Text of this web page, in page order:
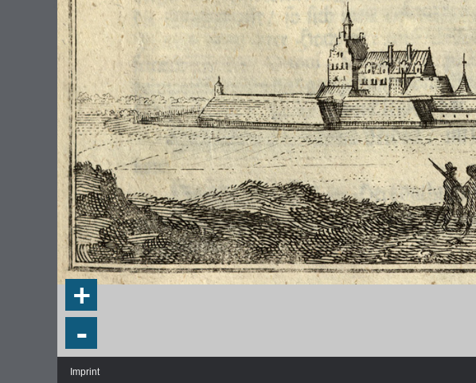
Wissenswert
+
-
Imprint